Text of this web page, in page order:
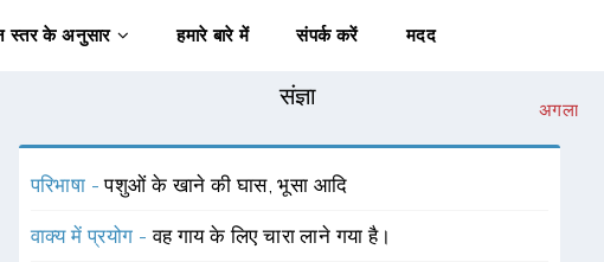
स्तर के अनुसार हमारे बारे में संपर्क करें मदद
संज्ञा
अगला
परिभाषा -पशुओं के खाने की घास, भूसा आदि
वाक्य में प्रयोग -वह गाय के लिए चारा लाने गया है।